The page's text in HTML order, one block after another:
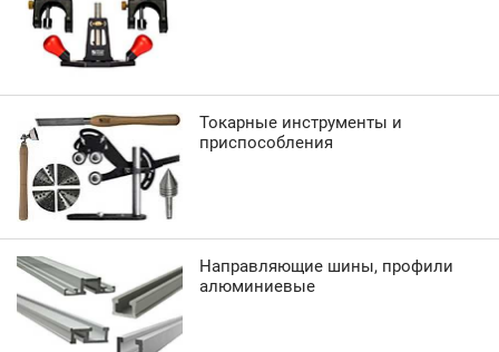
Токарные инструменты и
приспособления
Направляющие шины, профили
алюминиевые